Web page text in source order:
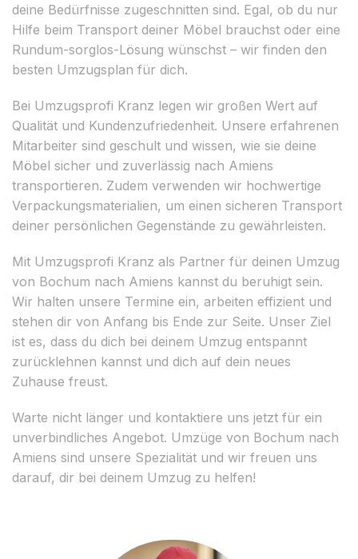
deine Bedürfnisse zugeschnitten sind. Egal, ob du nur
Hilfe beim Transport deiner Möbel brauchst oder eine
Rundum-sorglos-Lösung wünschst – wir finden den
besten Umzugsplan für dich.
Bei Umzugsprofi Kranz legen wir großen Wert auf
Qualität und Kundenzufriedenheit. Unsere erfahrenen
Mitarbeiter sind geschult und wissen, wie sie deine
Möbel sicher und zuverlässig nach Amiens
transportieren. Zudem verwenden wir hochwertige
Verpackungsmaterialien, um einen sicheren Transport
deiner persönlichen Gegenstände zu gewährleisten.
Mit Umzugsprofi Kranz als Partner für deinen Umzug
von Bochum nach Amiens kannst du beruhigt sein.
Wir halten unsere Termine ein, arbeiten effizient und
stehen dir von Anfang bis Ende zur Seite. Unser Ziel
ist es, dass du dich bei deinem Umzug entspannt
zurücklehnen kannst und dich auf dein neues
Zuhause freust.
Warte nicht länger und kontaktiere uns jetzt für ein
unverbindliches Angebot. Umzüge von Bochum nach
Amiens sind unsere Spezialität und wir freuen uns
darauf, dir bei deinem Umzug zu helfen!